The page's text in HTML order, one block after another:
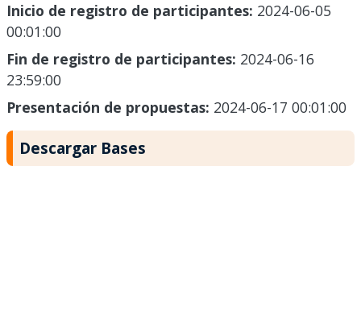
Inicio de registro de participantes: 2024-06-05
00:01:00
Fin de registro de participantes: 2024-06-16
23:59:00
Presentación de propuestas: 2024-06-17 00:01:00
Descargar Bases